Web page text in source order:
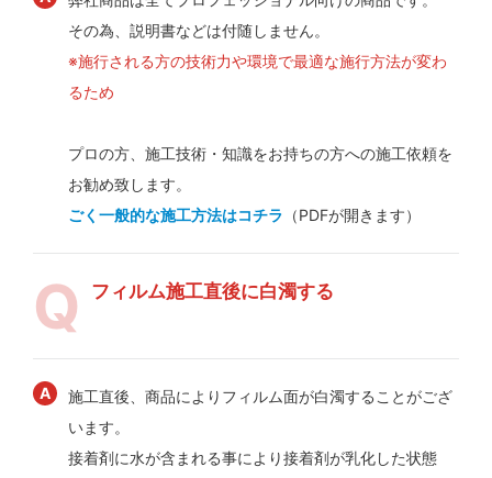
その為、説明書などは付随しません。
※施行される方の技術力や環境で最適な施行方法が変わ
るため
プロの方、施工技術・知識をお持ちの方への施工依頼を
お勧め致します。
ごく一般的な施工方法はコチラ （PDFが開きます）
フィルム施工直後に白濁する
施工直後、商品によりフィルム面が白濁することがござ
います。
接着剤に水が含まれる事により接着剤が乳化した状態